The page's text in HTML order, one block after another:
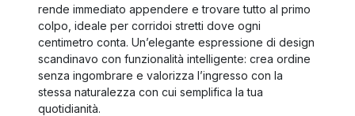
rende immediato appendere e trovare tutto al primo
colpo, ideale per corridoi stretti dove ogni
centimetro conta. Un’elegante espressione di design
scandinavo con funzionalità intelligente: crea ordine
senza ingombrare e valorizza l’ingresso con la
stessa naturalezza con cui semplifica la tua
quotidianità.